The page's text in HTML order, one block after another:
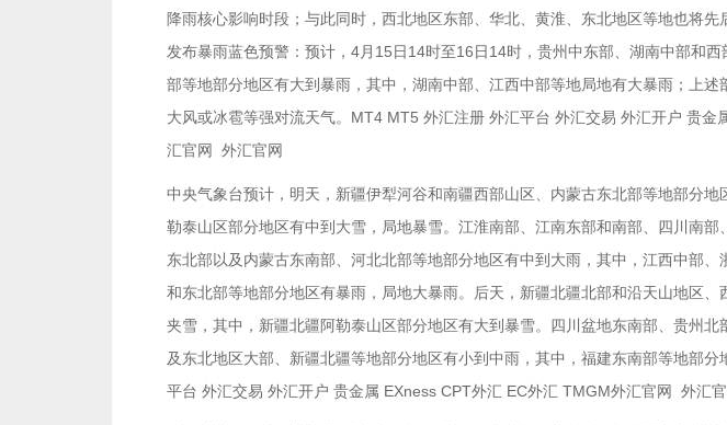
降雨核心影响时段；与此同时，西北地区东部、华北、黄淮、东北地区等地也将
发布暴雨蓝色预警：预计，4月15日14时至16日14时，贵州中东部、湖南中部和
部等地部分地区有大到暴雨，其中，湖南中部、江西中部等地局地有大暴雨；上
大风或冰雹等强对流天气。MT4 MT5 外汇注册 外汇平台 外汇交易 外汇开户 贵金
汇官网 外汇官网
中央气象台预计，明天，新疆伊犁河谷和南疆西部山区、内蒙古东北部等地部分
勒泰山区部分地区有中到大雪，局地暴雪。江淮南部、江南东部和南部、四川南
东北部以及内蒙古东南部、河北北部等地部分地区有中到大雨，其中，江西中部
和东北部等地部分地区有暴雨，局地大暴雨。后天，新疆北疆北部和沿天山地区
夹雪，其中，新疆北疆阿勒泰山区部分地区有大到暴雪。四川盆地东南部、贵州北
及东北地区大部、新疆北疆等地部分地区有小到中雨，其中，福建东南部等地部
平台 外汇交易 外汇开户 贵金属 EXness CPT外汇 EC外汇 TMGM外汇官网 外汇